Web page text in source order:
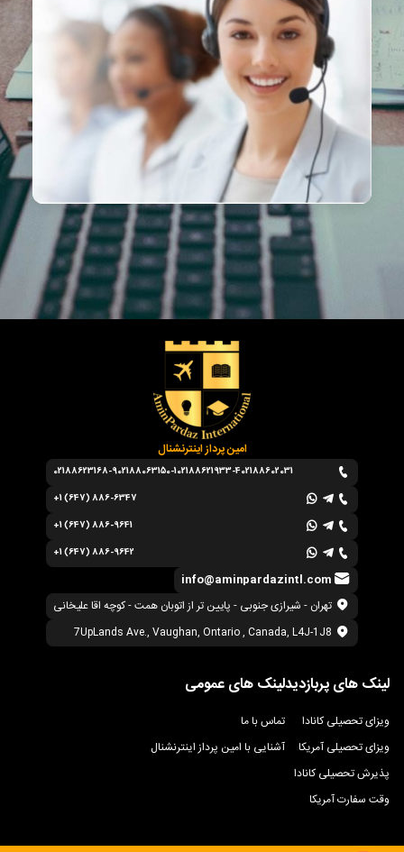
امین پرداز اینترنشنال
info@aminpardazintl.com
02188623168-902188063150-102188621933-402188602031
+1 (647) 886-6347
+1 (647) 886-9641
+1 (647) 886-9642
تهران - شیرازی جنوبی - پایین تر از اتوبان همت - کوچه اقا علیخانی
7UpLands Ave., Vaughan, Ontario , Canada, L4J-1J8
لینک های پربازدید
ویزای تحصیلی کانادا
ویزای تحصیلی آمریکا
پذیرش تحصیلی کانادا
وقت سفارت آمریکا
لینک های عمومی
تماس با ما
آشنایی با امین پرداز اینترنشنال